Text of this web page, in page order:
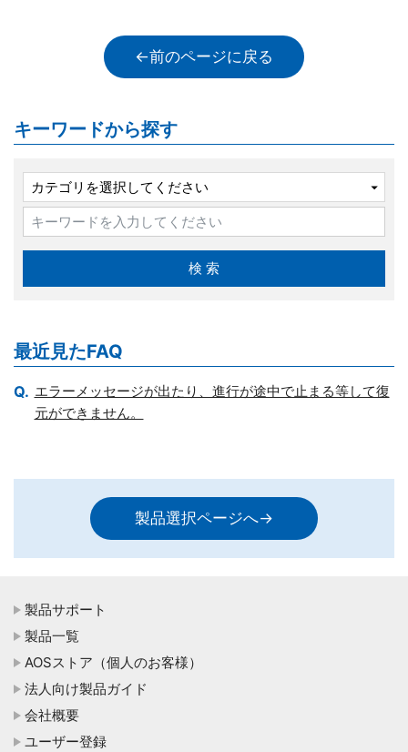
←前のページに戻る
キーワードから探す
最近見たFAQ
エラーメッセージが出たり、進行が途中で止まる等して復
元ができません。
製品選択ページへ→
製品サポート
製品一覧
AOSストア（個人のお客様）
法人向け製品ガイド
会社概要
ユーザー登録